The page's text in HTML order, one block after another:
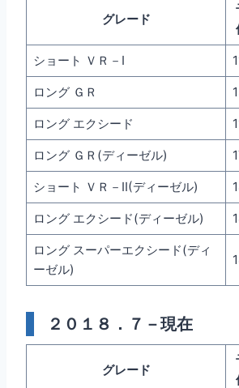
グレード
ショート ＶＲ－I
ロング ＧＲ
ロング エクシード
ロング ＧＲ(ディーゼル)
ショート ＶＲ－II(ディーゼル)
ロング エクシード(ディーゼル)
ロング スーパーエクシード(ディ
ーゼル)
２０１８．７－現在
グレード